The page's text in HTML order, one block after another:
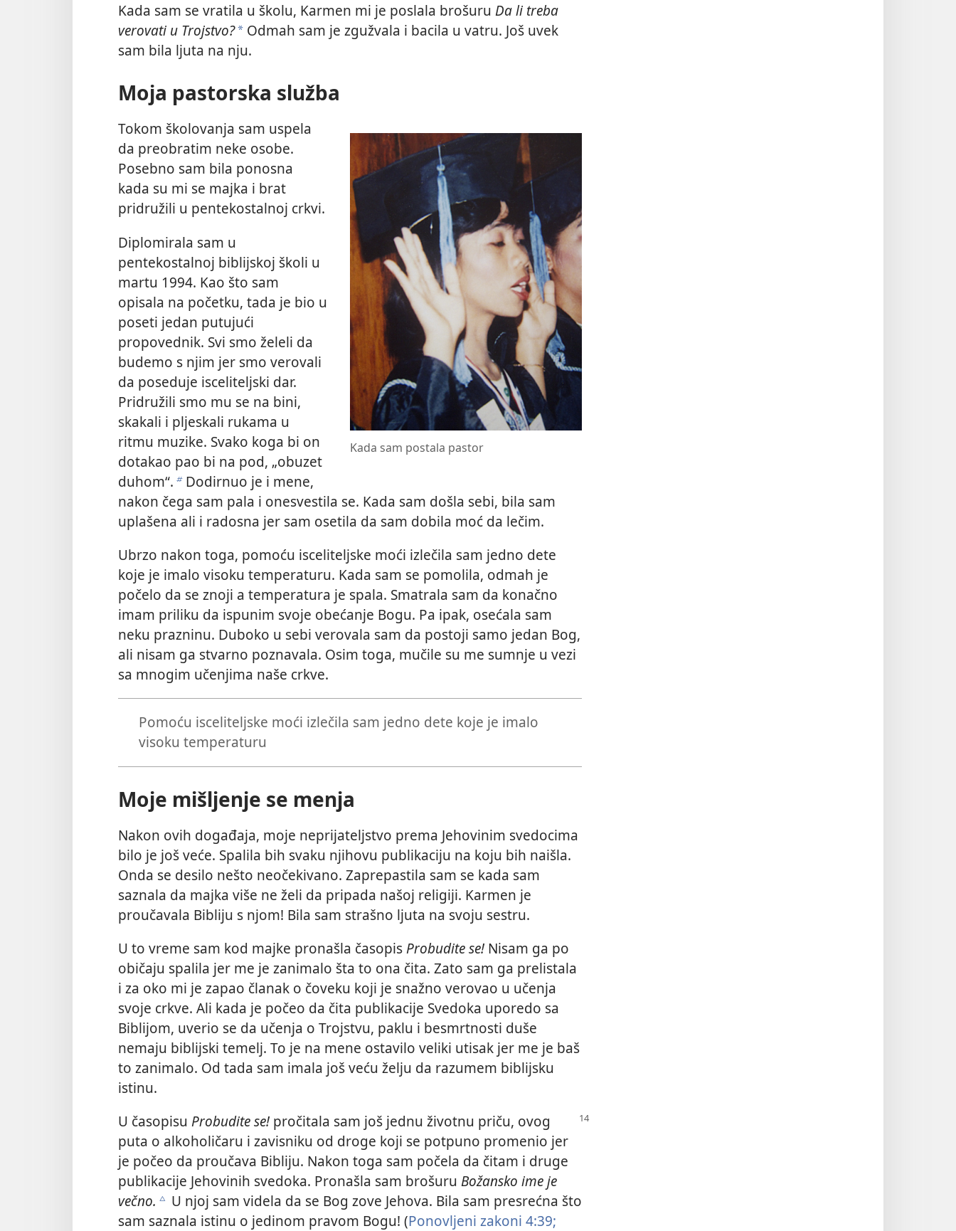
Kada sam se vratila u školu, Karmen mi je poslala brošuru Da li treba
verovati u Trojstvo?a Odmah sam je zgužvala i bacila u vatru. Još uvek
sam bila ljuta na nju.
Moja pastorska služba
Kada sam postala pastor
Tokom školovanja sam uspela
da preobratim neke osobe.
Posebno sam bila ponosna
kada su mi se majka i brat
pridružili u pentekostalnoj crkvi.
Diplomirala sam u
pentekostalnoj biblijskoj školi u
martu 1994. Kao što sam
opisala na početku, tada je bio u
poseti jedan putujući
propovednik. Svi smo želeli da
budemo s njim jer smo verovali
da poseduje isceliteljski dar.
Pridružili smo mu se na bini,
skakali i pljeskali rukama u
ritmu muzike. Svako koga bi on
dotakao pao bi na pod, „obuzet
duhom“. bDodirnuo je i mene,
nakon čega sam pala i onesvestila se. Kada sam došla sebi, bila sam
uplašena ali i radosna jer sam osetila da sam dobila moć da lečim.
Ubrzo nakon toga, pomoću isceliteljske moći izlečila sam jedno dete
koje je imalo visoku temperaturu. Kada sam se pomolila, odmah je
počelo da se znoji a temperatura je spala. Smatrala sam da konačno
imam priliku da ispunim svoje obećanje Bogu. Pa ipak, osećala sam
neku prazninu. Duboko u sebi verovala sam da postoji samo jedan Bog,
ali nisam ga stvarno poznavala. Osim toga, mučile su me sumnje u vezi
sa mnogim učenjima naše crkve.
Pomoću isceliteljske moći izlečila sam jedno dete koje je imalo
visoku temperaturu
Moje mišljenje se menja
Nakon ovih događaja, moje neprijateljstvo prema Jehovinim svedocima
bilo je još veće. Spalila bih svaku njihovu publikaciju na koju bih naišla.
Onda se desilo nešto neočekivano. Zaprepastila sam se kada sam
saznala da majka više ne želi da pripada našoj religiji. Karmen je
proučavala Bibliju s njom! Bila sam strašno ljuta na svoju sestru.
U to vreme sam kod majke pronašla časopisProbudite se! Nisam ga po
običaju spalila jer me je zanimalo šta to ona čita. Zato sam ga prelistala
i za oko mi je zapao članak o čoveku koji je snažno verovao u učenja
svoje crkve. Ali kada je počeo da čita publikacije Svedoka uporedo sa
Biblijom, uverio se da učenja o Trojstvu, paklu i besmrtnosti duše
nemaju biblijski temelj. To je na mene ostavilo veliki utisak jer me je baš
to zanimalo. Od tada sam imala još veću želju da razumem biblijsku
istinu.
U časopisu Probudite se! pročitala sam još jednu životnu priču, ovog
puta o alkoholičaru i zavisniku od droge koji se potpuno promenio jer
je počeo da proučava Bibliju. Nakon toga sam počela da čitam i druge
publikacije Jehovinih svedoka. Pronašla sam brošuru Božansko ime je
večno. c U njoj sam videla da se Bog zove Jehova. Bila sam presrećna što
sam saznala istinu o jedinom pravom Bogu! (Ponovljeni zakoni 4:39;